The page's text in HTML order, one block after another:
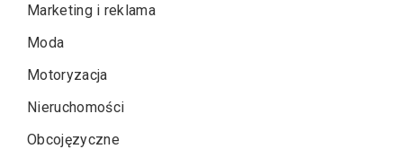
Marketing i reklama
Moda
Motoryzacja
Nieruchomości
Obcojęzyczne